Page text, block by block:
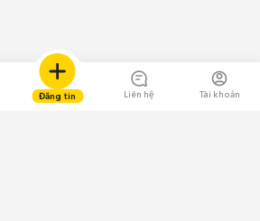
Đăng tin Liên hệ Tài khoản